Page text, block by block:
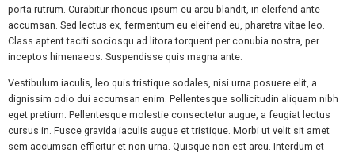
porta rutrum. Curabitur rhoncus ipsum eu arcu blandit, in eleifend ante
accumsan. Sed lectus ex, fermentum eu eleifend eu, pharetra vitae leo.
Class aptent taciti sociosqu ad litora torquent per conubia nostra, per
inceptos himenaeos. Suspendisse quis magna ante.
Vestibulum iaculis, leo quis tristique sodales, nisi urna posuere elit, a
dignissim odio dui accumsan enim. Pellentesque sollicitudin aliquam nibh
eget pretium. Pellentesque molestie consectetur augue, a feugiat lectus
cursus in. Fusce gravida iaculis augue et tristique. Morbi ut velit sit amet
sem accumsan efficitur et non urna. Quisque non est arcu. Interdum et